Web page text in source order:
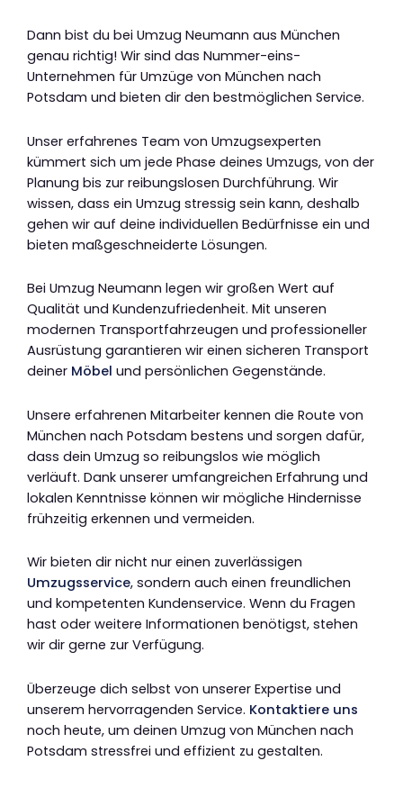
Dann bist du bei Umzug Neumann aus München
genau richtig! Wir sind das Nummer-eins-
Unternehmen für Umzüge von München nach
Potsdam und bieten dir den bestmöglichen Service.
Unser erfahrenes Team von Umzugsexperten
kümmert sich um jede Phase deines Umzugs, von der
Planung bis zur reibungslosen Durchführung. Wir
wissen, dass ein Umzug stressig sein kann, deshalb
gehen wir auf deine individuellen Bedürfnisse ein und
bieten maßgeschneiderte Lösungen.
Bei Umzug Neumann legen wir großen Wert auf
Qualität und Kundenzufriedenheit. Mit unseren
modernen Transportfahrzeugen und professioneller
Ausrüstung garantieren wir einen sicheren Transport
deiner Möbel und persönlichen Gegenstände.
Unsere erfahrenen Mitarbeiter kennen die Route von
München nach Potsdam bestens und sorgen dafür,
dass dein Umzug so reibungslos wie möglich
verläuft. Dank unserer umfangreichen Erfahrung und
lokalen Kenntnisse können wir mögliche Hindernisse
frühzeitig erkennen und vermeiden.
Wir bieten dir nicht nur einen zuverlässigen
Umzugsservice, sondern auch einen freundlichen
und kompetenten Kundenservice. Wenn du Fragen
hast oder weitere Informationen benötigst, stehen
wir dir gerne zur Verfügung.
Überzeuge dich selbst von unserer Expertise und
unserem hervorragenden Service. Kontaktiere uns
noch heute, um deinen Umzug von München nach
Potsdam stressfrei und effizient zu gestalten.